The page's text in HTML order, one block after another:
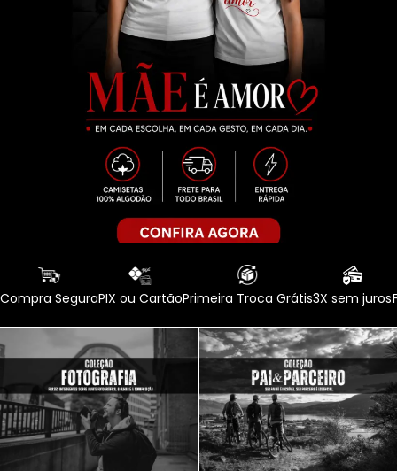
Compra SeguraPIX ou CartãoPrimeira Troca Grátis3X sem juros